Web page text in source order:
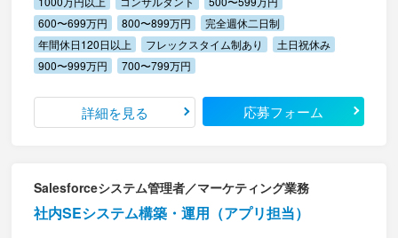
600〜699万円
800〜899万円
完全週休二日制
年間休日120日以上
フレックスタイム制あり
土日祝休み
900〜999万円
700〜799万円
詳細を見る 応募フォーム
Salesforceシステム管理者／マーケティング業務
社内SEシステム構築・運用（アプリ担当）